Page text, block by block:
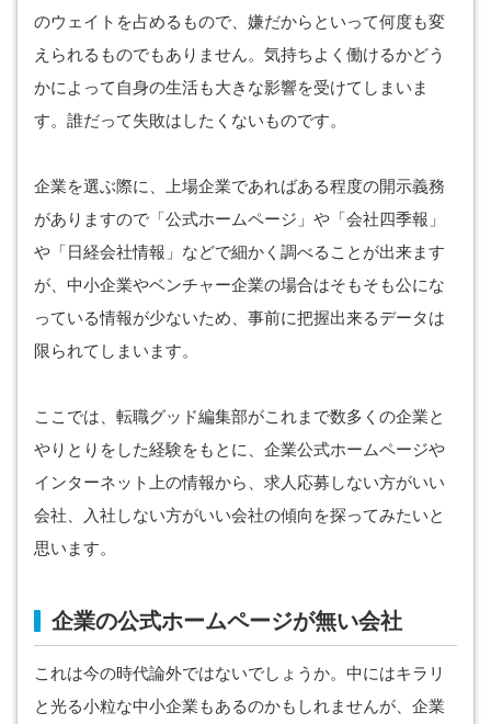
のウェイトを占めるもので、嫌だからといって何度も変
えられるものでもありません。気持ちよく働けるかどう
かによって自身の生活も大きな影響を受けてしまいま
す。誰だって失敗はしたくないものです。
企業を選ぶ際に、上場企業であればある程度の開示義務
がありますので「公式ホームページ」や「会社四季報」
や「日経会社情報」などで細かく調べることが出来ます
が、中小企業やベンチャー企業の場合はそもそも公にな
っている情報が少ないため、事前に把握出来るデータは
限られてしまいます。
ここでは、転職グッド編集部がこれまで数多くの企業と
やりとりをした経験をもとに、企業公式ホームページや
インターネット上の情報から、求人応募しない方がいい
会社、入社しない方がいい会社の傾向を探ってみたいと
思います。
企業の公式ホームページが無い会社
これは今の時代論外ではないでしょうか。中にはキラリ
と光る小粒な中小企業もあるのかもしれませんが、企業